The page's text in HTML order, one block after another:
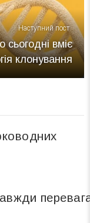
Наступний пост
сьогодні вміє
клонування